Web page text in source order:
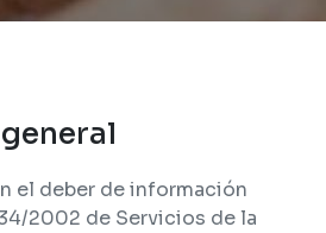
el deber de información
2002 de Servicios de la